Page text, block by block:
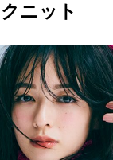
ニット